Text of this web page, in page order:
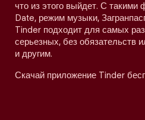
что из этого выйдет. С такими
Date, режим музыки,
Tinder подходит для самых
серьезных, без обязательств
и другим.
Скачай приложение Tinder